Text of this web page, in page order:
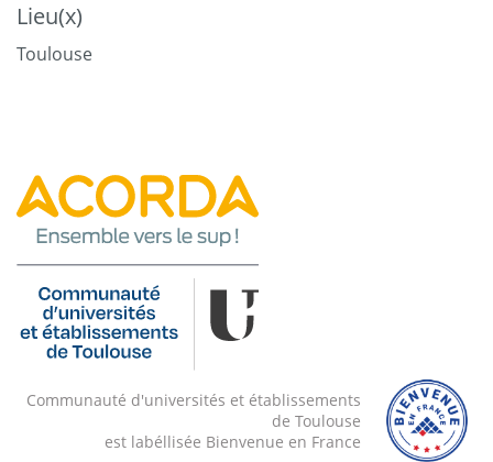
Lieu(x)
Toulouse
Communauté d'universités et établissements
de Toulouse
est labéllisée Bienvenue en France